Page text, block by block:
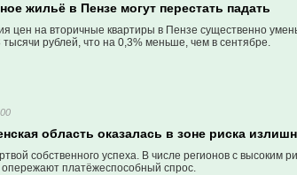
жильё в Пензе могут перестать падать
цен на вторичные квартиры в Пензе существенно
тысячи рублей, что на 0,3% меньше, чем в сентябре.
область оказалась в зоне риска
собственного успеха. В числе регионов с высоким
опережают платёжеспособный спрос.